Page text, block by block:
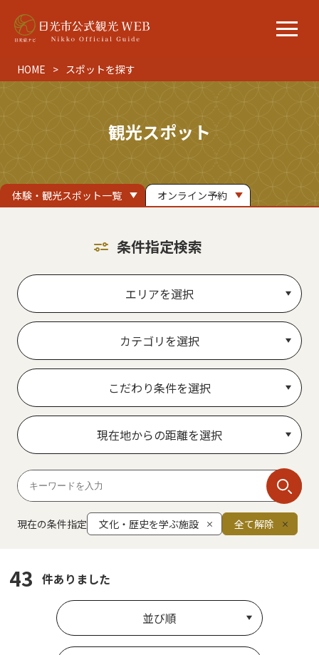
HOME スポットを探す
観光スポット
体験・観光スポット一覧 オンライン予約
条件指定検索
エリアを選択
カテゴリを選択
こだわり条件を選択
現在地からの距離を選択
現在の条件指定 文化・歴史を学ぶ施設 全て解除
43 件ありました
並び順